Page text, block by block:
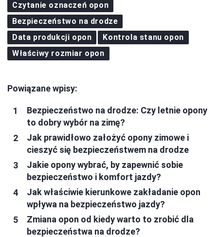
Czytanie oznaczeń opon
Bezpieczeństwo na drodze
Data produkcji opon
Kontrola stanu opon
Właściwy rozmiar opon
Powiązane wpisy:
Bezpieczeństwo na drodze: Czy letnie opony
to dobry wybór na zimę?
Jak prawidłowo założyć opony zimowe i
cieszyć się bezpieczeństwem na drodze
Jakie opony wybrać, by zapewnić sobie
bezpieczeństwo i komfort jazdy?
Jak właściwie kierunkowe zakładanie opon
wpływa na bezpieczeństwo jazdy?
Zmiana opon od kiedy warto to zrobić dla
bezpieczeństwa na drodze?